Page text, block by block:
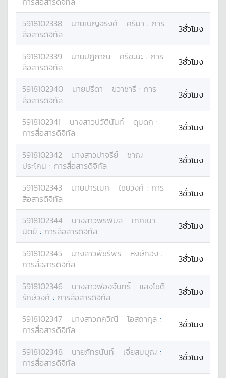
5918102338 นายเบญจรงค์ ศรีมา : การ
สื่อสารดิจิทัล
3ชั่วโมง
5918102339 นายปฏิภาณ ศรีชะนะ : การ
สื่อสารดิจิทัล
3ชั่วโมง
5918102340 นายปรีดา ขวาชารี : การ
สื่อสารดิจิทัล
3ชั่วโมง
5918102341 นางสาวปวัตินันท์ ดุมดก :
การสื่อสารดิจิทัล
3ชั่วโมง
5918102342 นางสาวปาจรีย์
ชาญ
ประโคน : การสื่อสารดิจิทัล 3ชั่วโมง
5918102343 นายปารเมศ ไชยวงค์ : การ
สื่อสารดิจิทัล
3ชั่วโมง
5918102344 นางสาวพรพิมล
เทศเนา
นิตย์ : การสื่อสารดิจิทัล 3ชั่วโมง
5918102345 นางสาวพัชรีพร หงษ์ทอง :
การสื่อสารดิจิทัล
3ชั่วโมง
5918102346 นางสาวฟองจันทร์
แสงโชติ
รักษ์วงศ์ : การสื่อสารดิจิทัล 3ชั่วโมง
5918102347 นางสาวภควิณี โอสถากุล :
การสื่อสารดิจิทัล
3ชั่วโมง
5918102348 นายภัทรนันท์ เจี่ยสมบุญ :
การสื่อสารดิจิทัล
3ชั่วโมง